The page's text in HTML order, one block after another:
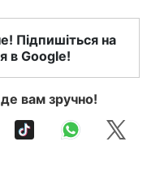
Підпишіться на
в Google!
вам зручно!